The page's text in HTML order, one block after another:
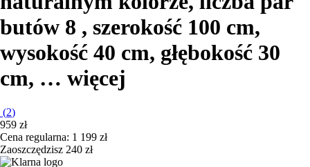
butów 8 , szerokość 100 cm,
wysokość 40 cm, głębokość 30
cm, … więcej
(2)
959 zł
Cena regularna: 1 199 zł
Zaoszczędzisz 240 zł